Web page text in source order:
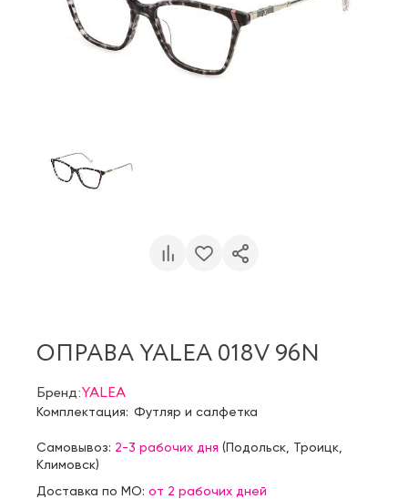
ОПРАВА YALEA 018V 96N
Бренд:YALEA
Комплектация: Футляр и салфетка
Самовывоз: 2-3 рабочих дня (Подольск Троицк
Климовск)
Доставка по МО: от 2 рабочих дней